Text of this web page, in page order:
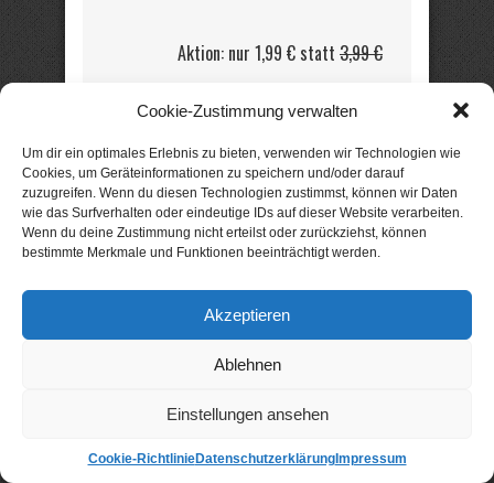
Cookie-Zustimmung verwalten
Um dir ein optimales Erlebnis zu bieten, verwenden wir Technologien wie
Cookies, um Geräteinformationen zu speichern und/oder darauf
zuzugreifen. Wenn du diesen Technologien zustimmst, können wir Daten
wie das Surfverhalten oder eindeutige IDs auf dieser Website verarbeiten.
Wenn du deine Zustimmung nicht erteilst oder zurückziehst, können
bestimmte Merkmale und Funktionen beeinträchtigt werden.
Akzeptieren
Ablehnen
Einstellungen ansehen
Cookie-RichtlinieDatenschutzerklärungImpressum
Aktion: nur 1,99 € statt 3,99 €
A Touch of Jasmin:
Verborgen
Erotischer SM-Roman von Tanita
Hartwell
Die bezaubernde
Masseuse im
Grandhotel. Dort lernt
sie den attraktiven und
charismatischen Star-
Stone kennen …